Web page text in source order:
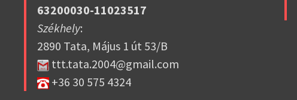
63200030-11023517
Székhely:
2890 Tata, Május 1 út 53/B
ttt.tata.2004@gmail.com
+36 30 575 4324